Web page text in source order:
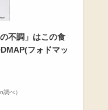
不調」はこの食
フォドマッ
べ）